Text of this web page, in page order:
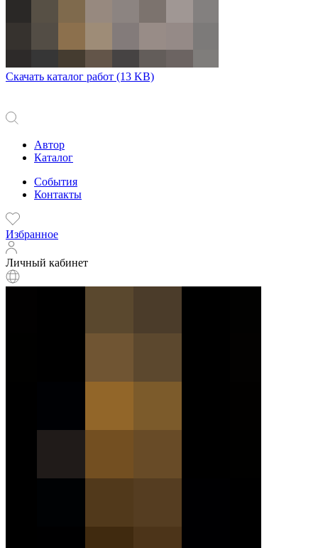
Скачать каталог работ (13 KB)
Автор
Каталог
События
Контакты
Избранное
Личный кабинет